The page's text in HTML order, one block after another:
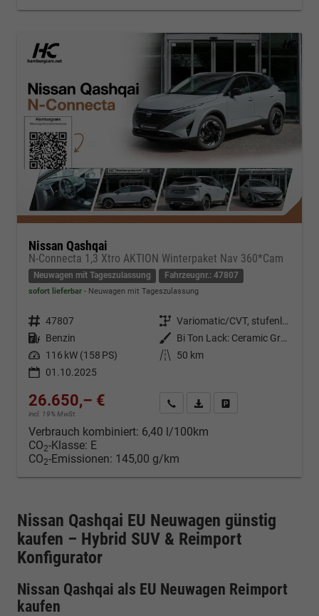
Nissan Qashqai
N-Connecta 1,3 Xtro AKTION Winterpaket Nav 360*Cam
Neuwagen mit Tageszulassung Fahrzeugnr.: 47807
sofort lieferbar Neuwagen mit Tageszulassung
Fahrzeugnr. 47807 Getriebe
Variomatic/CVT, stufenlos
Kraftstoff Benzin Außenfarbe
Bi Ton Lack: Ceramic Grey (KBY) mit Dachfarbe Black Metallic (Z11)
Leistung 116 kW (158 PS) Kilometerstand
50 km
01.10.2025
26.650,– €
incl. 19% MwSt.
Kontakt & Angebot anfordern
PDF-Datei, Fahrzeugexposé
Verbrauch kombiniert: 6,40 l/100km
CO2-Klasse: E
CO2-Emissionen: 145,00 g/km
Nissan Qashqai EU Neuwagen günstig
kaufen – Hybrid SUV & Reimport
Konfigurator
Nissan Qashqai als EU Neuwagen Reimport
kaufen